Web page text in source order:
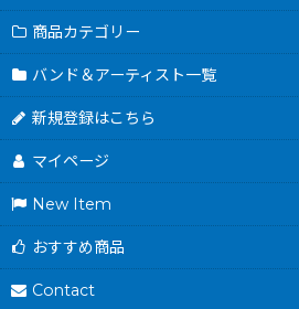
商品カテゴリー
バンド＆アーティスト一覧
新規登録はこちら
マイページ
New Item
おすすめ商品
Contact